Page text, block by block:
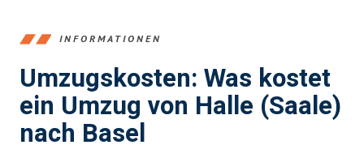
INFORMATIONEN
Umzugskosten: Was kostet
ein Umzug von Halle (Saale)
nach Basel